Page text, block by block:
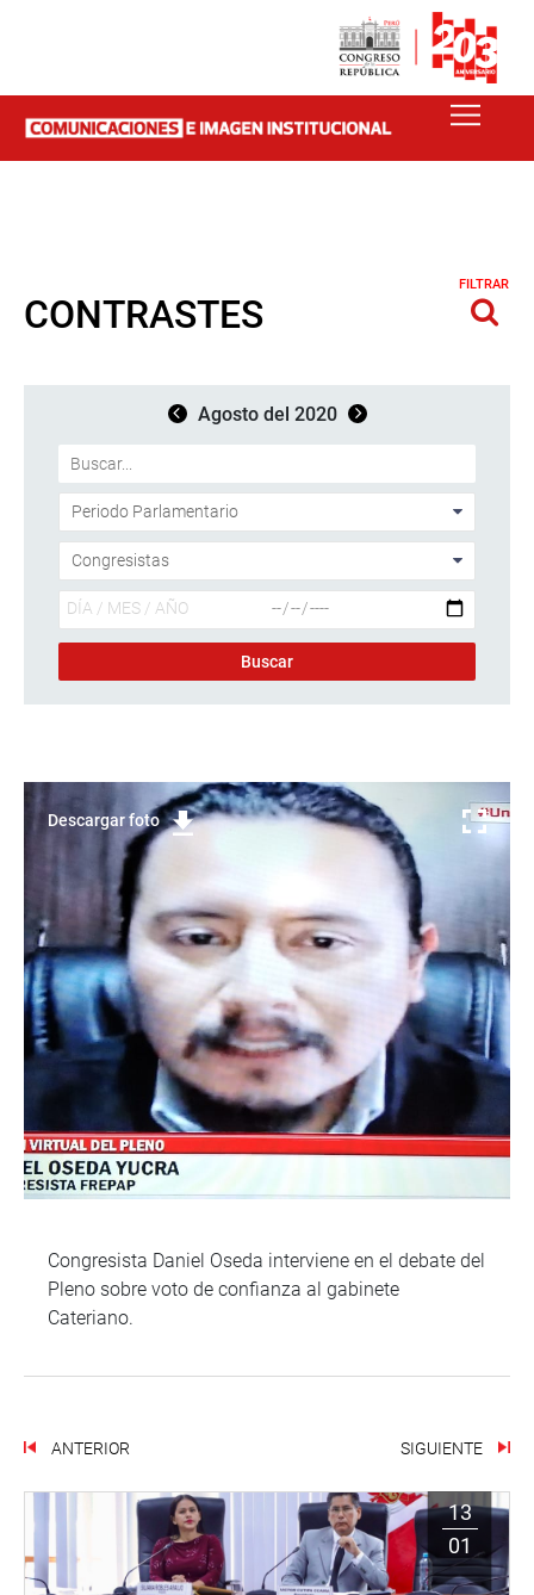
CONTRASTES
FILTRAR
Agosto del 2020
Descargar foto
Congresista Daniel Oseda interviene en el debate del
Pleno sobre voto de confianza al gabinete
Cateriano.
ANTERIOR SIGUIENTE
13
01